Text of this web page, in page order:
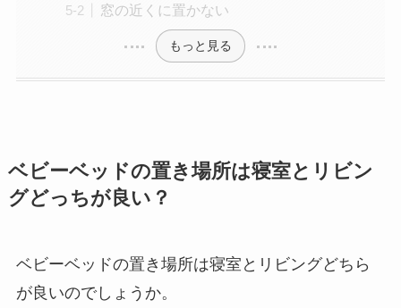
窓の近くに置かない
もっと見る
ベビーベッドの置き場所は寝室とリビン
グどっちが良い？
ベビーベッドの置き場所は寝室とリビングどちら
が良いのでしょうか。